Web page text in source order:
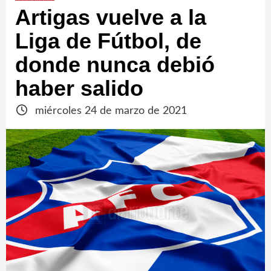
Artigas vuelve a la
Liga de Fútbol, de
donde nunca debió
haber salido
miércoles 24 de marzo de 2021